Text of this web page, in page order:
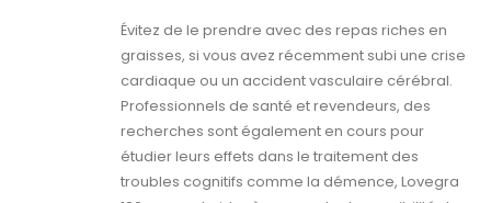
Évitez de le prendre avec des repas riches en
graisses, si vous avez récemment subi une crise
cardiaque ou un accident vasculaire cérébral.
Professionnels de santé et revendeurs, des
recherches sont également en cours pour
étudier leurs effets dans le traitement des
troubles cognitifs comme la démence, Lovegra